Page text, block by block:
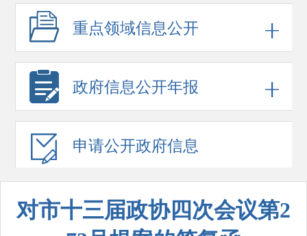
重点领域信息公开
政府信息公开年报
申请公开政府信息
对市十三届政协四次会议第2